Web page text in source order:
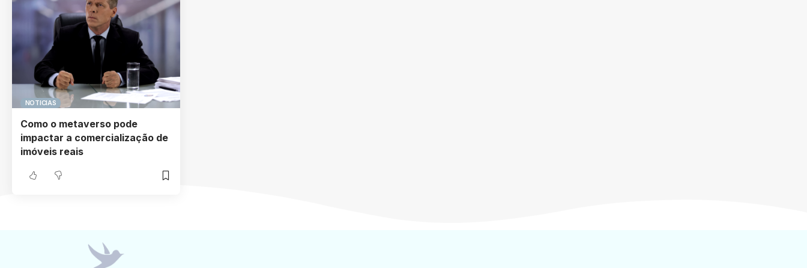
NOTICIAS
Como o metaverso pode
impactar a comercialização de
imóveis reais